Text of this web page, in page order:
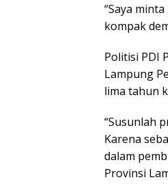
“Saya
kompak
Politisi PDI
Lampung
lima tahun
“Susunlah
Karena
dalam
Provinsi